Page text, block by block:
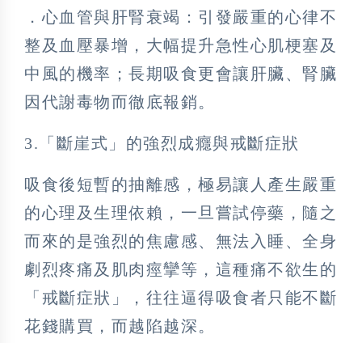
．心血管與肝腎衰竭：引發嚴重的心律不
整及血壓暴增，大幅提升急性心肌梗塞及
中風的機率；長期吸食更會讓肝臟、腎臟
因代謝毒物而徹底報銷。
3.「斷崖式」的強烈成癮與戒斷症狀
吸食後短暫的抽離感，極易讓人產生嚴重
的心理及生理依賴，一旦嘗試停藥，隨之
而來的是強烈的焦慮感、無法入睡、全身
劇烈疼痛及肌肉痙攣等，這種痛不欲生的
「戒斷症狀」，往往逼得吸食者只能不斷
花錢購買，而越陷越深。